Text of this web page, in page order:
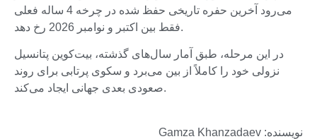
می‌رود آخرین حفره تاریخی حفظ شده در چرخه 4 ساله فعلی
فقط بین اکتبر و نوامبر 2026 رخ دهد.
در این مرحله، طبق آمار سال‌های گذشته، بیت‌کوین پتانسیل
نزولی خود را کاملاً از بین می‌برد و سکوی پرتابی برای روند
صعودی بعدی جهانی ایجاد می‌کند.
نویسنده: Gamza Khanzadaev